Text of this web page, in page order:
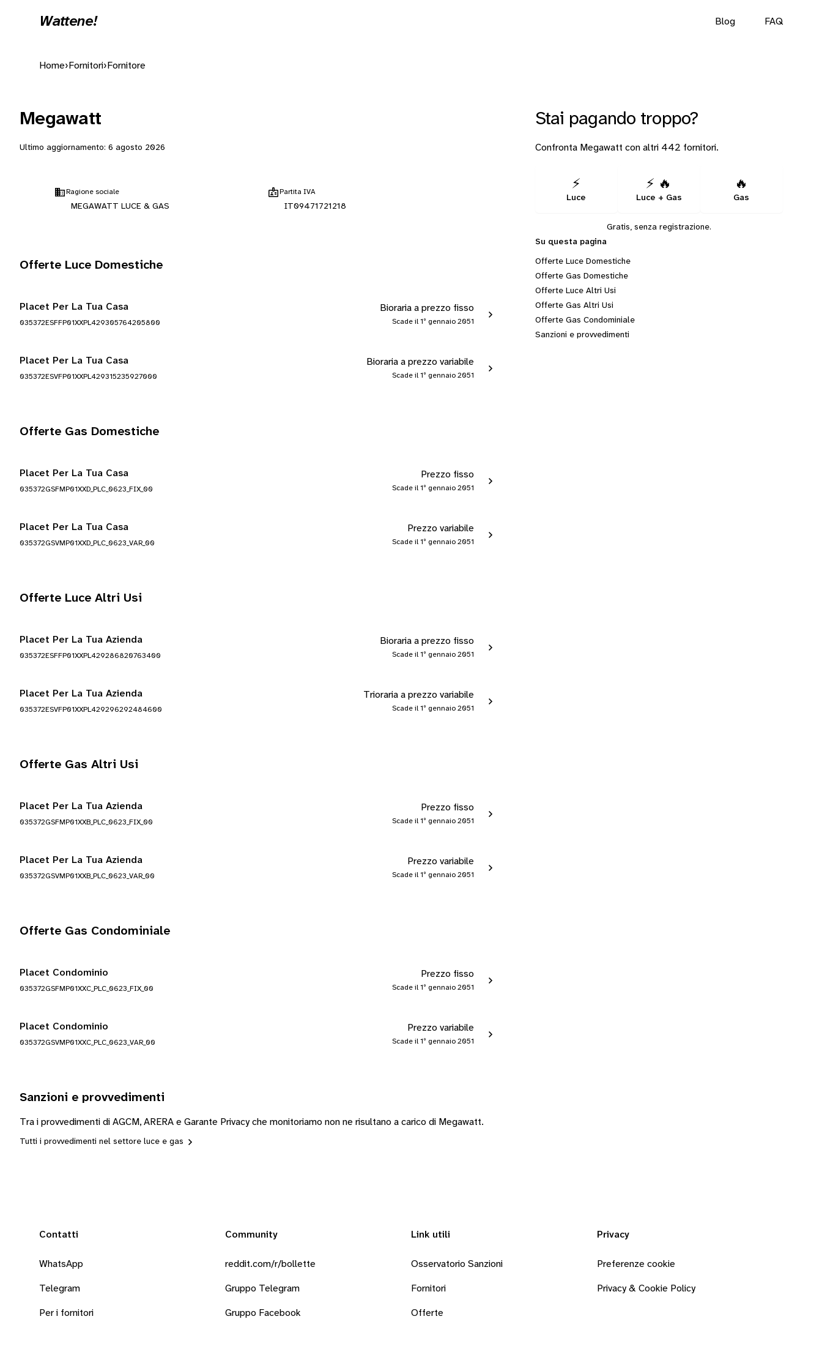
Wattene! Blog FAQ
Home› Fornitori› Fornitore
Megawatt
Ultimo aggiornamento: 6 agosto 2026
Ragione sociale
MEGAWATT LUCE & GAS
Partita IVA
IT09471721218
Offerte Luce Domestiche
Placet Per La Tua Casa
035372ESFFP01XXPL429305764205800
Bioraria a prezzo fisso
Scade il 1º gennaio 2051
Placet Per La Tua Casa
035372ESVFP01XXPL429315235927000
Bioraria a prezzo variabile
Scade il 1º gennaio 2051
Offerte Gas Domestiche
Placet Per La Tua Casa
035372GSFMP01XXD_PLC_0623_FIX_00
Prezzo fisso
Scade il 1º gennaio 2051
Placet Per La Tua Casa
035372GSVMP01XXD_PLC_0623_VAR_00
Prezzo variabile
Scade il 1º gennaio 2051
Offerte Luce Altri Usi
Placet Per La Tua Azienda
035372ESFFP01XXPL429286820763400
Bioraria a prezzo fisso
Scade il 1º gennaio 2051
Placet Per La Tua Azienda
035372ESVFP01XXPL429296292484600
Trioraria a prezzo variabile
Scade il 1º gennaio 2051
Offerte Gas Altri Usi
Placet Per La Tua Azienda
035372GSFMP01XXB_PLC_0623_FIX_00
Prezzo fisso
Scade il 1º gennaio 2051
Placet Per La Tua Azienda
035372GSVMP01XXB_PLC_0623_VAR_00
Prezzo variabile
Scade il 1º gennaio 2051
Offerte Gas Condominiale
Placet Condominio
035372GSFMP01XXC_PLC_0623_FIX_00
Prezzo fisso
Scade il 1º gennaio 2051
Placet Condominio
035372GSVMP01XXC_PLC_0623_VAR_00
Prezzo variabile
Scade il 1º gennaio 2051
Sanzioni e provvedimenti
Tra i provvedimenti di AGCM, ARERA e Garante Privacy che monitoriamo non ne risultano a carico di Megawatt.
Tutti i provvedimenti nel settore luce e gas
Stai pagando troppo?
Confronta Megawatt con altri 442 fornitori.
⚡
Luce
⚡ 🔥
Luce + Gas
🔥
Gas
Gratis, senza registrazione.
Su questa pagina
Offerte Luce Domestiche
Offerte Gas Domestiche
Offerte Luce Altri Usi
Offerte Gas Altri Usi
Offerte Gas Condominiale
Sanzioni e provvedimenti
Contatti
WhatsApp
Telegram
Per i fornitori
Community
reddit.com/r/bollette
Gruppo Telegram
Gruppo Facebook
Link utili
Osservatorio Sanzioni
Fornitori
Offerte
Privacy
Preferenze cookie
Privacy & Cookie Policy